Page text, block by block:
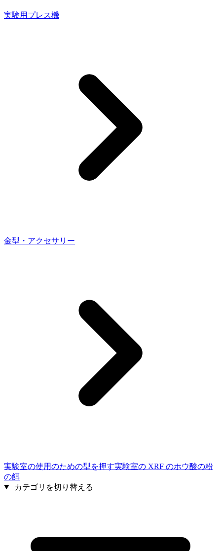
実験用プレス機
金型・アクセサリー
実験室の使用のための型を押す実験室の XRF のホウ酸の粉
の餌
カテゴリを切り替える